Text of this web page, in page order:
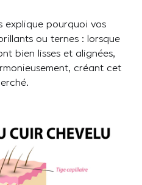
explique pourquoi vos
ou ternes : lorsque
bien lisses et alignées,
créant cet